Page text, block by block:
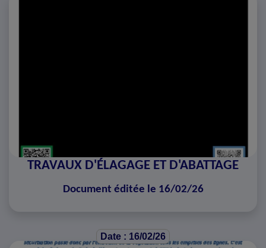
TRAVAUX D'ÉLAGAGE ET D'ABATTAGE
Document éditée le 16/02/26
Date : 16/02/26